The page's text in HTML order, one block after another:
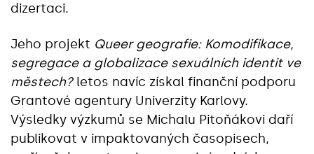
dizertaci.
Jeho projekt Queer geografie: Komodifikace,
segregace a globalizace sexuálních identit ve
městech?letos navíc získal finanční podporu
Grantové agentury Univerzity Karlovy.
Výsledky výzkumů se Michalu Pitoňákovi daří
publikovat v impaktovaných časopisech,